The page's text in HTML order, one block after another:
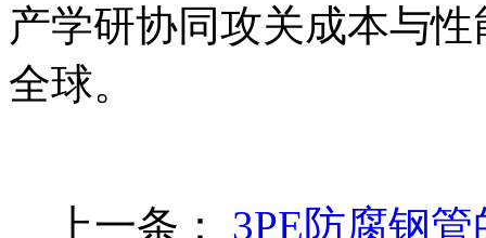
产学研协同攻关成本与
全球。
上一条： 3PE防腐钢